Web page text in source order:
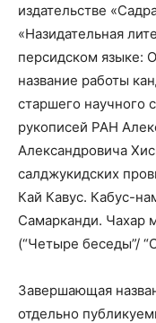
издательстве
«Назидательная
персидском языке:
название работы
старшего научного
рукописей РАН
Александровича
салджукидских
Кай Кавус. Кабус-
Самарканди. Чахар
(“Четыре беседы”/
Завершающая
отдельно